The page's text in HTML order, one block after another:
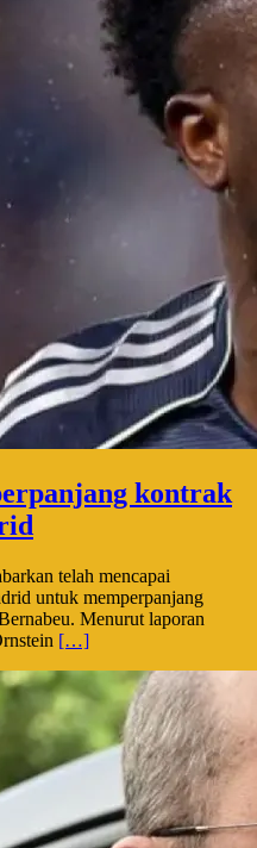
kontrak
telah mencapai
untuk memperpanjang
Menurut laporan
[…]